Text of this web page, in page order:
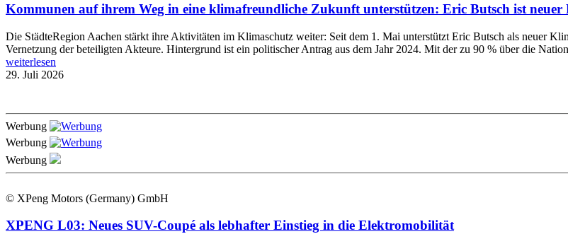
Kommunen auf ihrem Weg in eine klimafreundliche Zukunft unterstützen: Eric Butsch ist
Die StädteRegion Aachen stärkt ihre Aktivitäten im Klimaschutz weiter: Seit dem 1. Mai unterstützt Eric Butsch als neuer
Vernetzung der beteiligten Akteure. Hintergrund ist ein politischer Antrag aus dem Jahr 2024. Mit der zu 90 % über die
weiterlesen
29. Juli 2026
Werbung
Werbung
Werbung
© XPeng Motors (Germany) GmbH
XPENG L03: Neues SUV-Coupé als lebhafter Einstieg in die Elektromobilität